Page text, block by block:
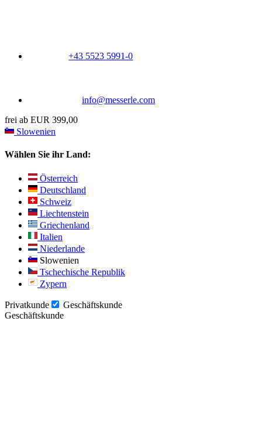
+43 5523 5991-0
info@messerle.com
frei ab EUR 399,00
Slowenien
Wählen Sie ihr Land:
Österreich
Deutschland
Schweiz
Liechtenstein
Griechenland
Italien
Niederlande
Slowenien
Tschechische Republik
Zypern
Privatkunde
Geschäftskunde
Geschäftskunde